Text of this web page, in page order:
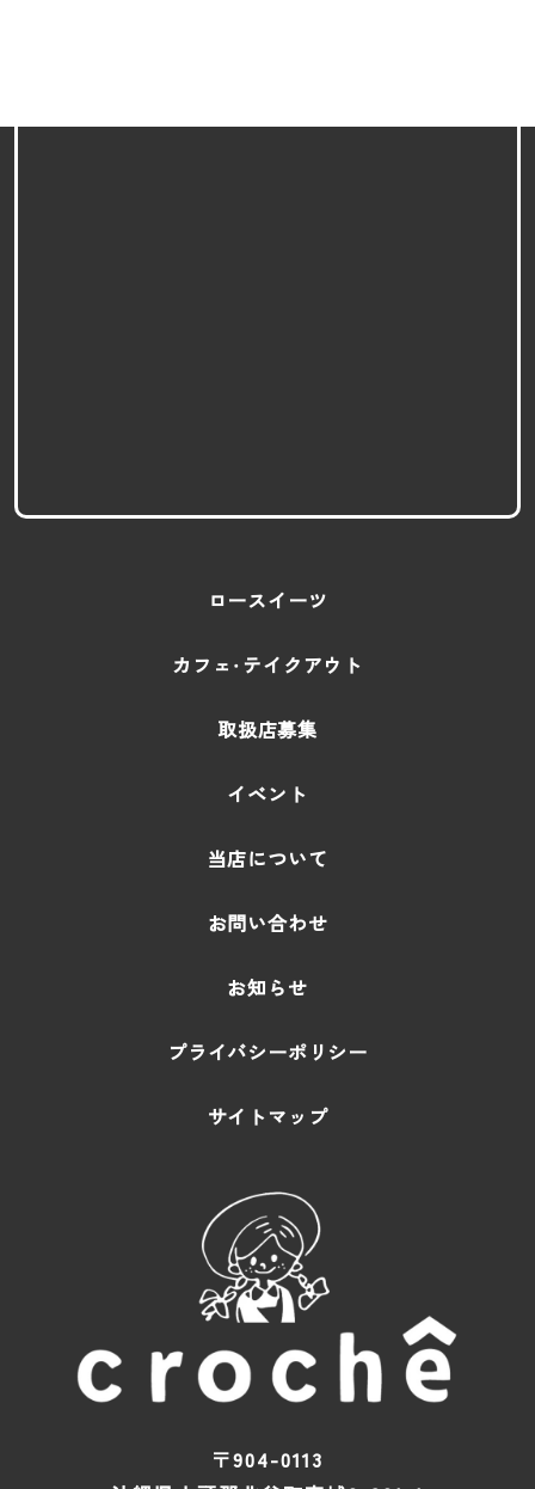
ロースイーツ
カフェ・テイクアウト
取扱店募集
イベント
当店について
お問い合わせ
お知らせ
プライバシーポリシー
サイトマップ
〒904-0113